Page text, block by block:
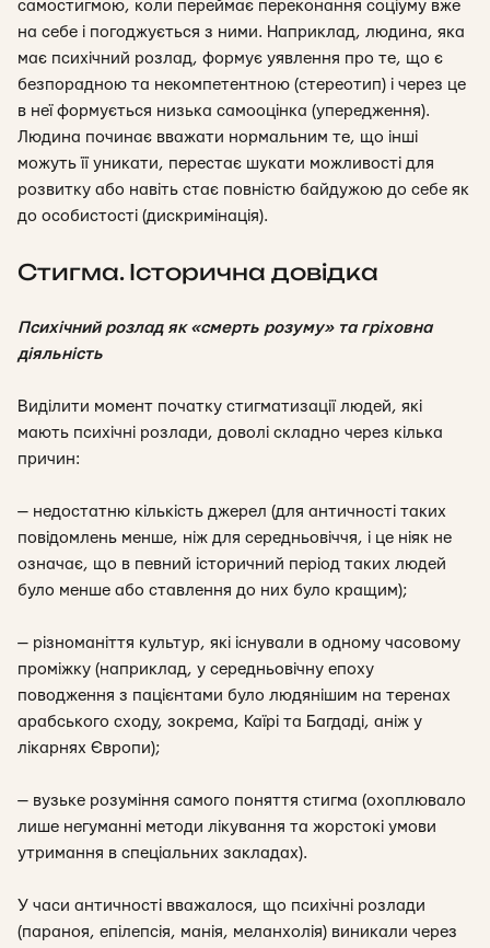
самостигмою, коли переймає переконання соціуму вже
на себе і погоджується з ними. Наприклад, людина, яка
має психічний розлад, формує уявлення про те, що є
безпорадною та некомпетентною (стереотип) і через це
в неї формується низька самооцінка (упередження).
Людина починає вважати нормальним те, що інші
можуть її уникати, перестає шукати можливості для
розвитку або навіть стає повністю байдужою до себе як
до особистості (дискримінація).
Стигма. Історична довідка
Психічний розлад як «смерть розуму» та гріховна
діяльність
Виділити момент початку стигматизації людей, які
мають психічні розлади, доволі складно через кілька
причин:
— недостатню кількість джерел (для античності таких
повідомлень менше, ніж для середньовіччя, і це ніяк не
означає, що в певний історичний період таких людей
було менше або ставлення до них було кращим);
— різноманіття культур, які існували в одному часовому
проміжку (наприклад, у середньовічну епоху
поводження з пацієнтами було людянішим на теренах
арабського сходу, зокрема, Каїрі та Багдаді, аніж у
лікарнях Європи);
— вузьке розуміння самого поняття стигма (охоплювало
лише негуманні методи лікування та жорстокі умови
утримання в спеціальних закладах).
У часи античності вважалося, що психічні розлади
(параноя, епілепсія, манія, меланхолія) виникали через